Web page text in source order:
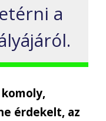
érni a
lyájáról.
komoly,
érdekelt, az